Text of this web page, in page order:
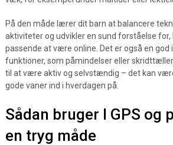
På den måde lærer dit barn at balancere
aktiviteter og udvikler en sund forståelse for,
passende at være online. Det er også en god
funktioner, som påmindelser eller
til at være aktiv og selvstændig – det kan
gode vaner ind i hverdagen på.
Sådan bruger I GPS og
en tryg måde